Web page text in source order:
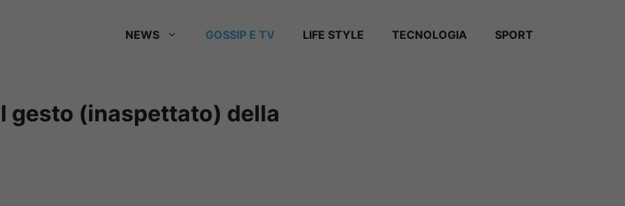
NEWS GOSSIP E TV LIFE STYLE TECNOLOGIA SPORT
gesto (inaspettato) della